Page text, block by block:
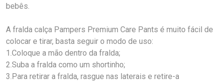
bebês.
A fralda calça Pampers Premium Care Pants é muito fácil de
colocar e tirar, basta seguir o modo de uso:
1.Coloque a mão dentro da fralda;
2.Suba a fralda como um shortinho;
3.Para retirar a fralda, rasgue nas laterais e retire-a